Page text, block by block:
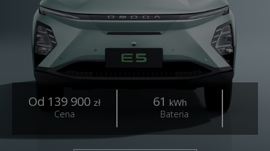
Od 139 900 zł
Cena
61 kWh
Bateria